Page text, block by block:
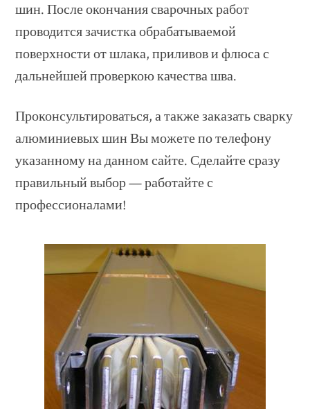
шин. После окончания сварочных работ
проводится зачистка обрабатываемой
поверхности от шлака, приливов и флюса с
дальнейшей проверкою качества шва.
Проконсультироваться, а также заказать сварку
алюминиевых шин Вы можете по телефону
указанному на данном сайте. Сделайте сразу
правильный выбор — работайте с
профессионалами!